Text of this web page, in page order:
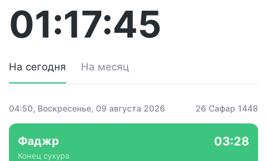
01:17:45
На сегодня На месяц
04:50, Воскресенье, 09 августа 2026 26 Сафар 1448
Фаджр 03:28
Конец сухура